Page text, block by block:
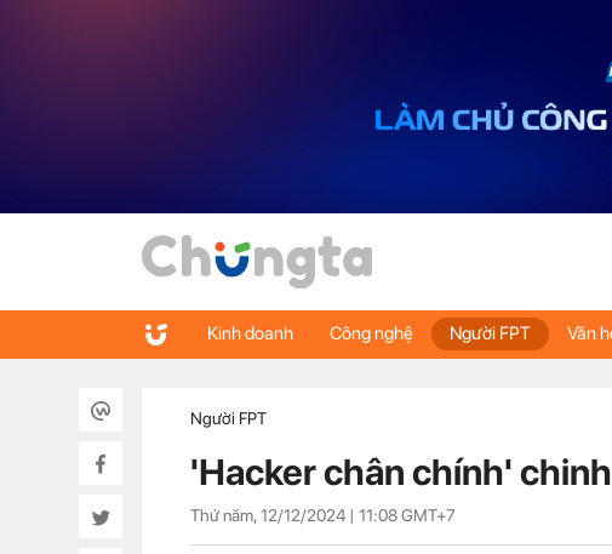
Kinh doanh Công nghệ Người FPT Văn
Người FPT
'Hacker chân chính'
Thứ năm, 12/12/2024 | 11:08GMT+7